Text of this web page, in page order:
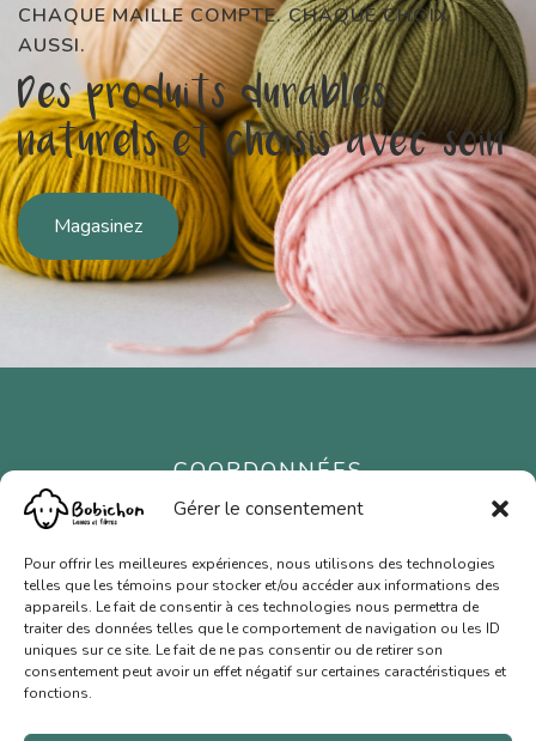
Gérer le consentement
Pour offrir les meilleures expériences, nous utilisons des technologies
telles que les témoins pour stocker et/ou accéder aux informations des
appareils. Le fait de consentir à ces technologies nous permettra de
traiter des données telles que le comportement de navigation ou les ID
uniques sur ce site. Le fait de ne pas consentir ou de retirer son
consentement peut avoir un effet négatif sur certaines caractéristiques et
fonctions.
CHAQUE MAILLE COMPTE. CHAQUE CHOIX
AUSSI.
Des produits durables,
naturels et choisis avec soin
Magasinez
COORDONNÉES
67 rue Cameron
450 458-2523
HEURES D'OUVERTURE
Mercredi au dimanche